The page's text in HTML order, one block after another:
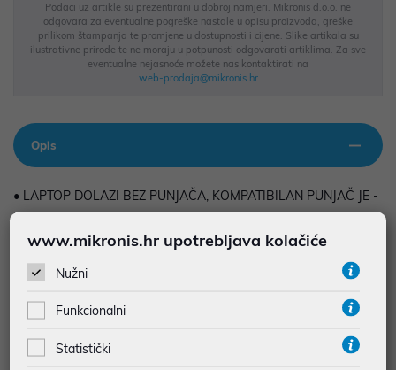
Podaci uz artikle su prezentirani u dobroj namjeri. Mikronis d.o.o. ne
odgovara za eventualne pogreške nastale u opisu proizvoda, greške
prilikom štampanja te promjene u dostupnosti i cijene. Slike artikala su
ilustrativne prirode te ne moraju u potpunosti odgovarati artiklima. Za sve
eventualne nejasnoće možete nas kontaktirati na
web-prodaja@mikronis.hr
Opis
• LAPTOP DOLAZI BEZ PUNJAČA, KOMPATIBILAN PUNJAČ JE -
Lenovo AC 65W (USB Type-C) ili Lenovo AC135W (USB Type-C)
• Procesor: Intel Core™ Ultra 9 185H, 16C (6P + 8E + 2LPE) / 22T,
Max Turbo up to 5.1GHz, 24MB Intel® Smart Cache
• Zaslon: 16" 2.8K (2880x1800) OLED 500nits Glossy, 100% DCI-
www.mikronis.hr upotrebljava kolačiće
Nužni
Funkcionalni
Statistički